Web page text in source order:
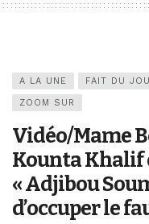
A LA UNE FAIT DU
ZOOM SUR
Vidéo/Mame
Kounta Khalif
« Adjibou
d’occuper le